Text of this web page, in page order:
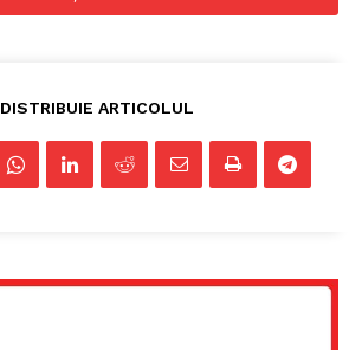
DISTRIBUIE ARTICOLUL